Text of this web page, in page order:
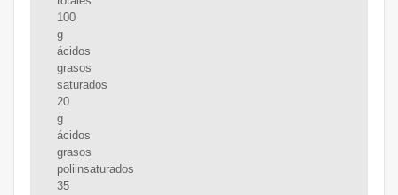
100
g
ácidos
grasos
saturados
20
g
ácidos
grasos
poliinsaturados
35